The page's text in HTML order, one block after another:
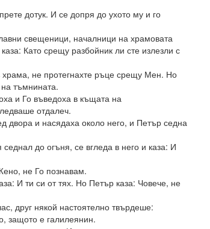
дотук. И се допря до ухото му и го
свещеници, началници на храмовата
Като срещу разбойник ли сте излезли с
храма, не протегнахте ръце срещу Мен. Но
тъмнината.
и Го въведоха в къщата на
отдалеч.
двора и насядаха около него, и Петър седна
седнал до огъня, се вгледа в него и каза: И
не Го познавам.
И ти си от тях. Но Петър каза: Човече, не
друг някой настоятелно твърдеше:
защото е галилеянин.